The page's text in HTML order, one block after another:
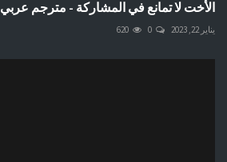
الأخت لا تمانع في المشاركة - مترجم عربي
يناير 22, 2023 0
620